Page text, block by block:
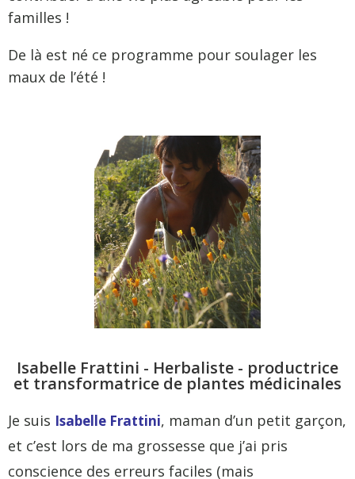
familles !
De là est né ce programme pour soulager les
maux de l’été !
Isabelle Frattini - Herbaliste - productrice
et transformatrice de plantes médicinales
Je suis Isabelle Frattini, maman d’un petit garçon,
et c’est lors de ma grossesse que j’ai pris
conscience des erreurs faciles (mais